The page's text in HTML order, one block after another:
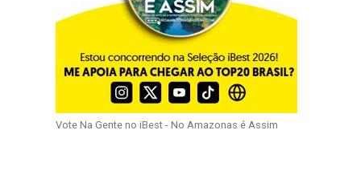
Vote Na Gente no iBest - No Amazonas é Assim